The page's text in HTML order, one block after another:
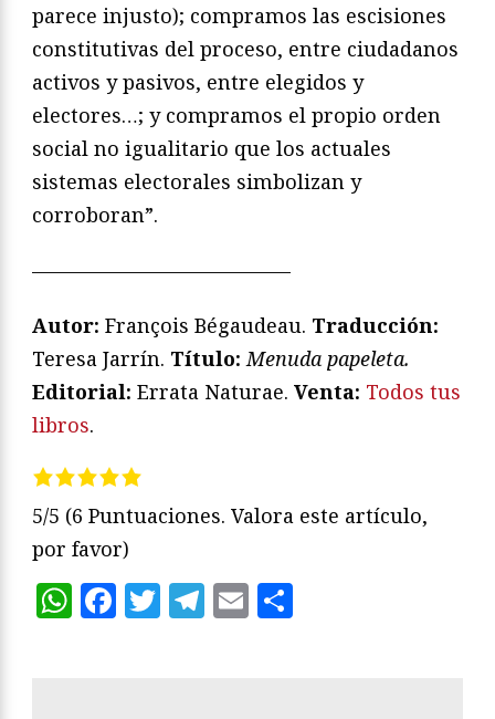
parece injusto); compramos las escisiones
constitutivas del proceso, entre ciudadanos
activos y pasivos, entre elegidos y
electores…; y compramos el propio orden
social no igualitario que los actuales
sistemas electorales simbolizan y
corroboran”.
—————————————
Autor: François Bégaudeau. Traducción:
Teresa Jarrín. Título:Menuda papeleta.
Editorial: Errata Naturae. Venta: Todos tus
libros.
5/5 (6 Puntuaciones. Valora este artículo,
por favor)
WhatsApp
Facebook
Twitter
Telegram
Email